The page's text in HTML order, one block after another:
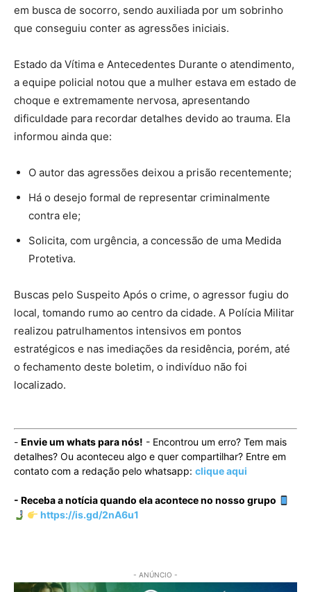
em busca de socorro, sendo auxiliada por um sobrinho
que conseguiu conter as agressões iniciais.
Estado da Vítima e Antecedentes Durante o atendimento,
a equipe policial notou que a mulher estava em estado de
choque e extremamente nervosa, apresentando
dificuldade para recordar detalhes devido ao trauma. Ela
informou ainda que:
O autor das agressões deixou a prisão recentemente;
Há o desejo formal de representar criminalmente
contra ele;
Solicita, com urgência, a concessão de uma Medida
Protetiva.
Buscas pelo Suspeito Após o crime, o agressor fugiu do
local, tomando rumo ao centro da cidade. A Polícia Militar
realizou patrulhamentos intensivos em pontos
estratégicos e nas imediações da residência, porém, até
o fechamento deste boletim, o indivíduo não foi
localizado.
- Envie um whats para nós! - Encontrou um erro? Tem mais
detalhes? Ou aconteceu algo e quer compartilhar? Entre em
contato com a redação pelo whatsapp: clique aqui
- Receba a notícia quando ela acontece no nosso grupo
https://is.gd/2nA6u1
- ANÚNCIO -